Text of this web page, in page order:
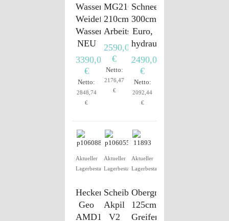
Wassertank
Weidefass
Wasserwagen
NEU
3390,00
€
Netto:
2848,74
€
MG210,
210cm
Arbeitsbreite
2590,00
€
Netto:
2176,47
€
Schneeschild,
300cm,
Euro,
hydraulisch
2490,00
€
Netto:
2092,44
€
Aktueller
Lagerbestand
Heckenschere
Geo
AMD120
Aktueller
Lagerbestand
Scheibenegge
Akpil
V2
Aktueller
Lagerbestand
Obergreifer
125cm
Greifer